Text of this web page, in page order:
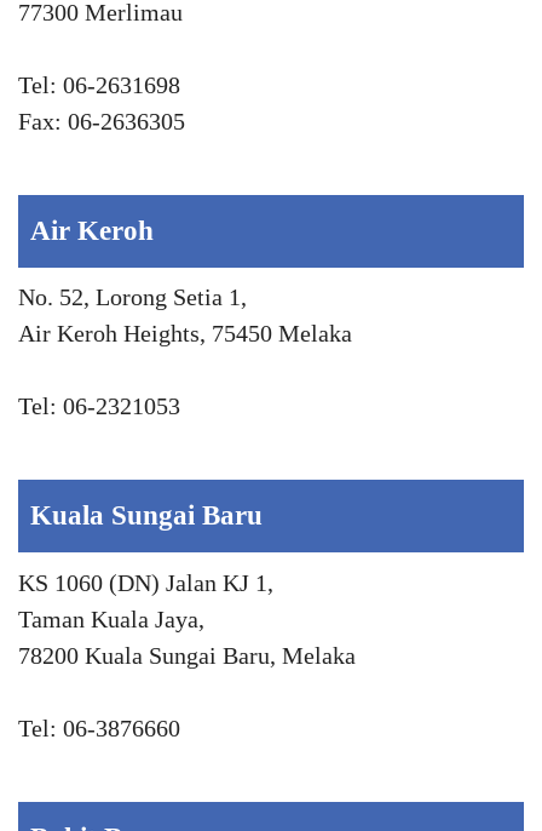
77300 Merlimau
Tel: 06-2631698
Fax: 06-2636305
Air Keroh
No. 52, Lorong Setia 1,
Air Keroh Heights, 75450 Melaka
Tel: 06-2321053
Kuala Sungai Baru
KS 1060 (DN) Jalan KJ 1,
Taman Kuala Jaya,
78200 Kuala Sungai Baru, Melaka
Tel: 06-3876660